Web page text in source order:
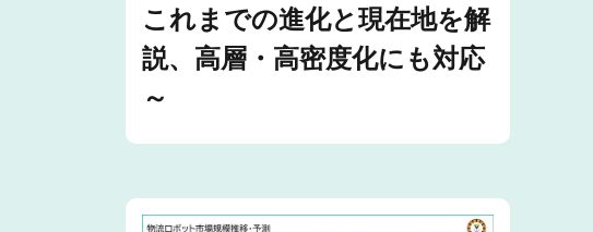
これまでの進化と現在地を解
説、高層・高密度化にも対応
～